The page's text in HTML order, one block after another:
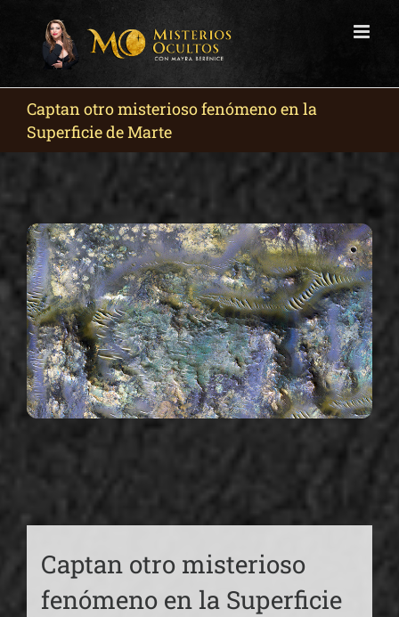
Captan otro misterioso fenómeno en la
Superficie de Marte
Captan otro misterioso
fenómeno en la Superficie